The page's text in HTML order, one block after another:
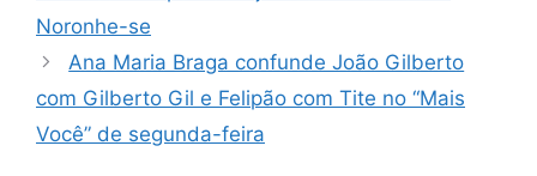
Noronhe-se
Ana Maria Braga confunde João Gilberto
com Gilberto Gil e Felipão com Tite no “Mais
Você” de segunda-feira